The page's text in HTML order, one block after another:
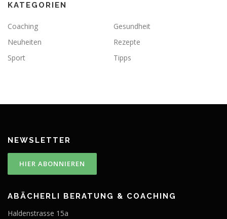
KATEGORIEN
Coaching
Gesundheit
Neuheiten
Rezepte
Sport
Tipps
NEWSLETTER
ABÄCHERLI BERATUNG & COACHING
Haldenstrasse 15a